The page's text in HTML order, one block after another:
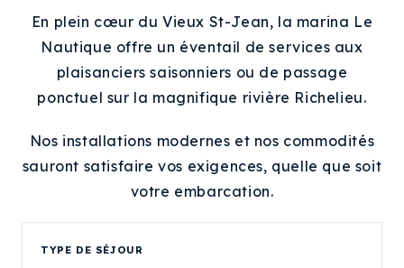
En plein cœur du Vieux St-Jean, la marina Le
Nautique offre un éventail de services aux
plaisanciers saisonniers ou de passage
ponctuel sur la magnifique rivière Richelieu.
Nos installations modernes et nos commodités
sauront satisfaire vos exigences, quelle que soit
votre embarcation.
TYPE DE SÉJOUR